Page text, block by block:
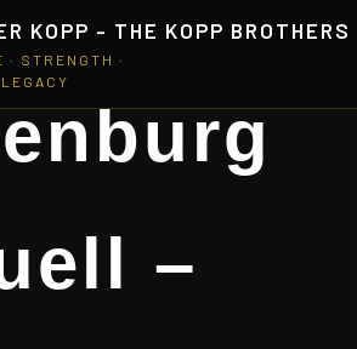
KOPP - THE KOPP BROTHERS
STRENGTH ·
–